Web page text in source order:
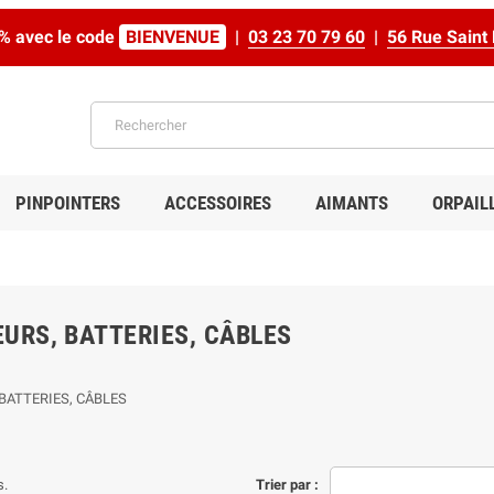
avec le code BIENVENUE | 03 23 70 79 60| 56 Rue Saint
PINPOINTERS ACCESSOIRES AIMANTS
BATTERIES, CÂBLES
CÂBLES
Trier par :